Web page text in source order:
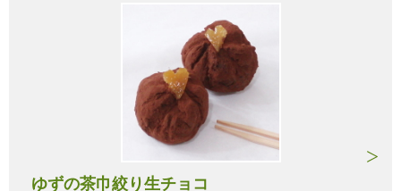
ゆずの茶巾絞り生チョコ